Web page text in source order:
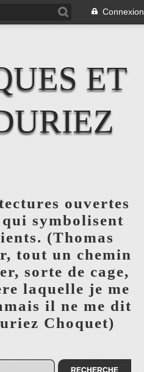
Connexion
ET
ouvertes
symbolisent
(Thomas
tout un chemin
sorte de cage,
laquelle je me
il ne me dit
Choquet)